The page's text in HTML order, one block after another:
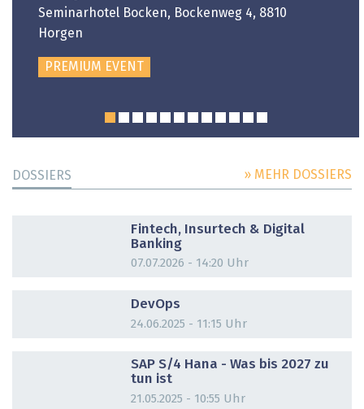
Seminarhotel Bocken, Bockenweg 4, 8810
Horgen
PREMIUM EVENT
DOSSIERS » MEHR DOSSIERS
Fintech, Insurtech & Digital
Banking
07.07.2026 - 14:20 Uhr
DevOps
24.06.2025 - 11:15 Uhr
SAP S/4 Hana - Was bis 2027 zu
tun ist
21.05.2025 - 10:55 Uhr